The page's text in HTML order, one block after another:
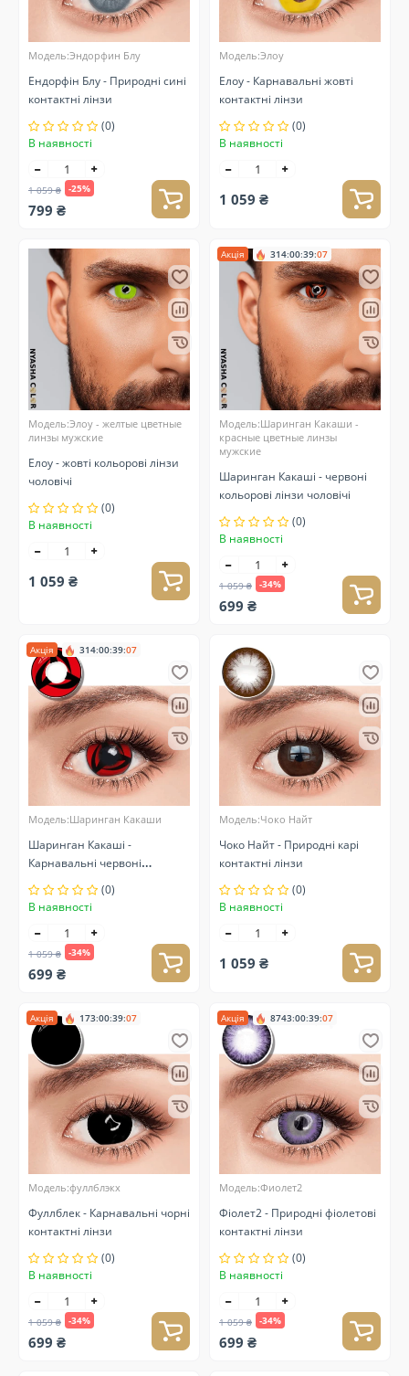
Модель:Эндорфин Блу
Ендорфін Блу - Природні сині
контактні лінзи
(0)
В наявності
1 059 ₴ -25%
799 ₴
Модель:Элоу
Елоу - Карнавальні жовті
контактні лінзи
(0)
В наявності
1 059 ₴
Модель:Элоу - желтые цветные
линзы мужские
Елоу - жовті кольорові лінзи
чоловічі
(0)
В наявності
1 059 ₴
Акція 314:00:39:06
Модель:Шаринган Какаши -
красные цветные линзы
мужские
Шаринган Какаші - червоні
кольорові лінзи чоловічі
(0)
В наявності
1 059 ₴ -34%
699 ₴
Акція 314:00:39:06
Модель:Шаринган Какаши
Шаринган Какаші -
Карнавальні червоні
контактні лінзи
(0)
В наявності
1 059 ₴ -34%
699 ₴
Модель:Чоко Найт
Чоко Найт - Природні карі
контактні лінзи
(0)
В наявності
1 059 ₴
Акція 173:00:39:06
Модель:фуллблэкx
Фуллблек - Карнавальні чорні
контактні лінзи
(0)
В наявності
1 059 ₴ -34%
699 ₴
Акція 8743:00:39:06
Модель:Фиолет2
Фіолет2 - Природні фіолетові
контактні лінзи
(0)
В наявності
1 059 ₴ -34%
699 ₴